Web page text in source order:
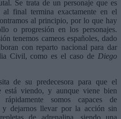
Se trata de un personaje que es
final termina exactamente en el
al principio, por lo que hay
o progresión en los personajes.
tenemos cameos españoles, dado
con reparto nacional para dar
Civil, como es el caso de Diego
de su predecesora para que el
está viendo, y aunque viene bien
somos capaces de
y dejarnos llevar por la acción sin